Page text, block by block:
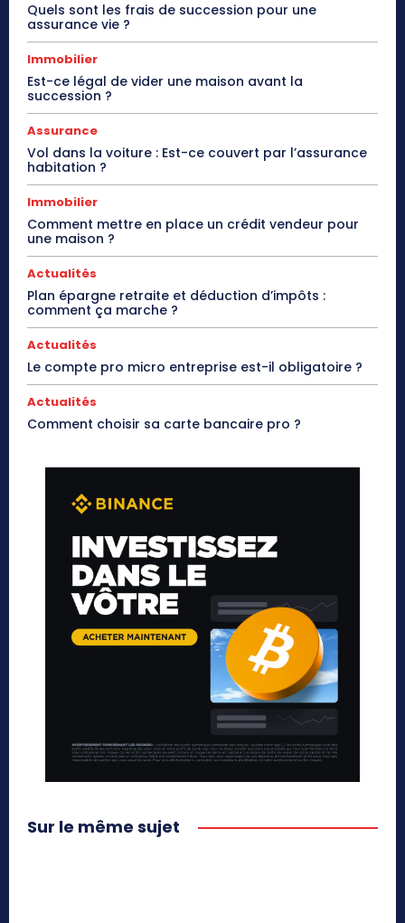
Quels sont les frais de succession pour une
assurance vie ?
Immobilier
Est-ce légal de vider une maison avant la
succession ?
Assurance
Vol dans la voiture : Est-ce couvert par l’assurance
habitation ?
Immobilier
Comment mettre en place un crédit vendeur pour
une maison ?
Actualités
Plan épargne retraite et déduction d’impôts :
comment ça marche ?
Actualités
Le compte pro micro entreprise est-il obligatoire ?
Actualités
Comment choisir sa carte bancaire pro ?
Sur le même sujet